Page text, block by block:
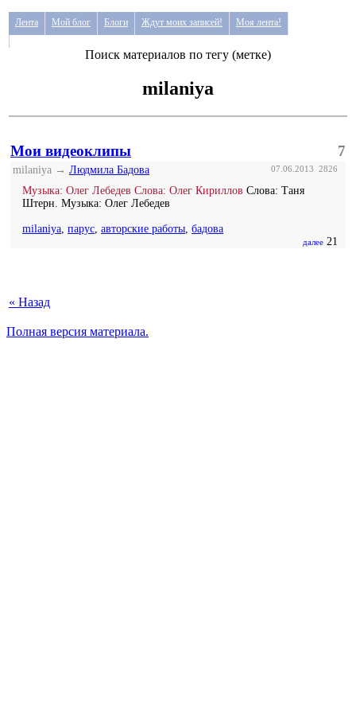
Лента Мой блог Блоги Ждут моих записей! Моя лента!
Поиск материалов по тегу (метке)
milaniya
Мои видеоклипы 7
milaniya → Людмила Бадова 07.06.2013 2826
Музыка: Олег Лебедев Слова: Олег Кириллов Слова: Таня
Штерн. Музыка: Олег Лебедев
milaniya парус авторские работы бадова
далее 21
« Назад
Полная версия материала.